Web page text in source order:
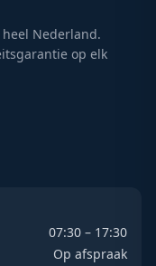
Nederland.
op elk
07:30 – 17:30
Op afspraak